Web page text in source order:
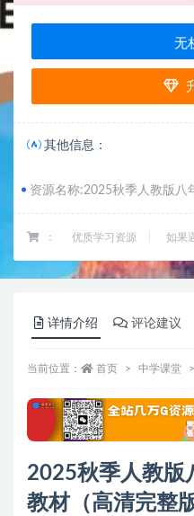
无
其他信息：
资源名称:2025秋季人教版八
： 优质学习资源 如果
详情介绍 评论建议
当前位置： 首页 中学课堂
2025秋季人教版
教材（高清完整